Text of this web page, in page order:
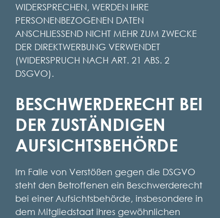
WIDERSPRECHEN, WERDEN IHRE
PERSONENBEZOGENEN DATEN
ANSCHLIESSEND NICHT MEHR ZUM ZWECKE
DER DIREKTWERBUNG VERWENDET
(WIDERSPRUCH NACH ART. 21 ABS. 2
DSGVO).
BESCHWERDE­RECHT BEI
DER ZUSTÄNDIGEN
AUFSICHTS­BEHÖRDE
Im Falle von Verstößen gegen die DSGVO
steht den Betroffenen ein Beschwerderecht
bei einer Aufsichtsbehörde, insbesondere in
dem Mitgliedstaat ihres gewöhnlichen